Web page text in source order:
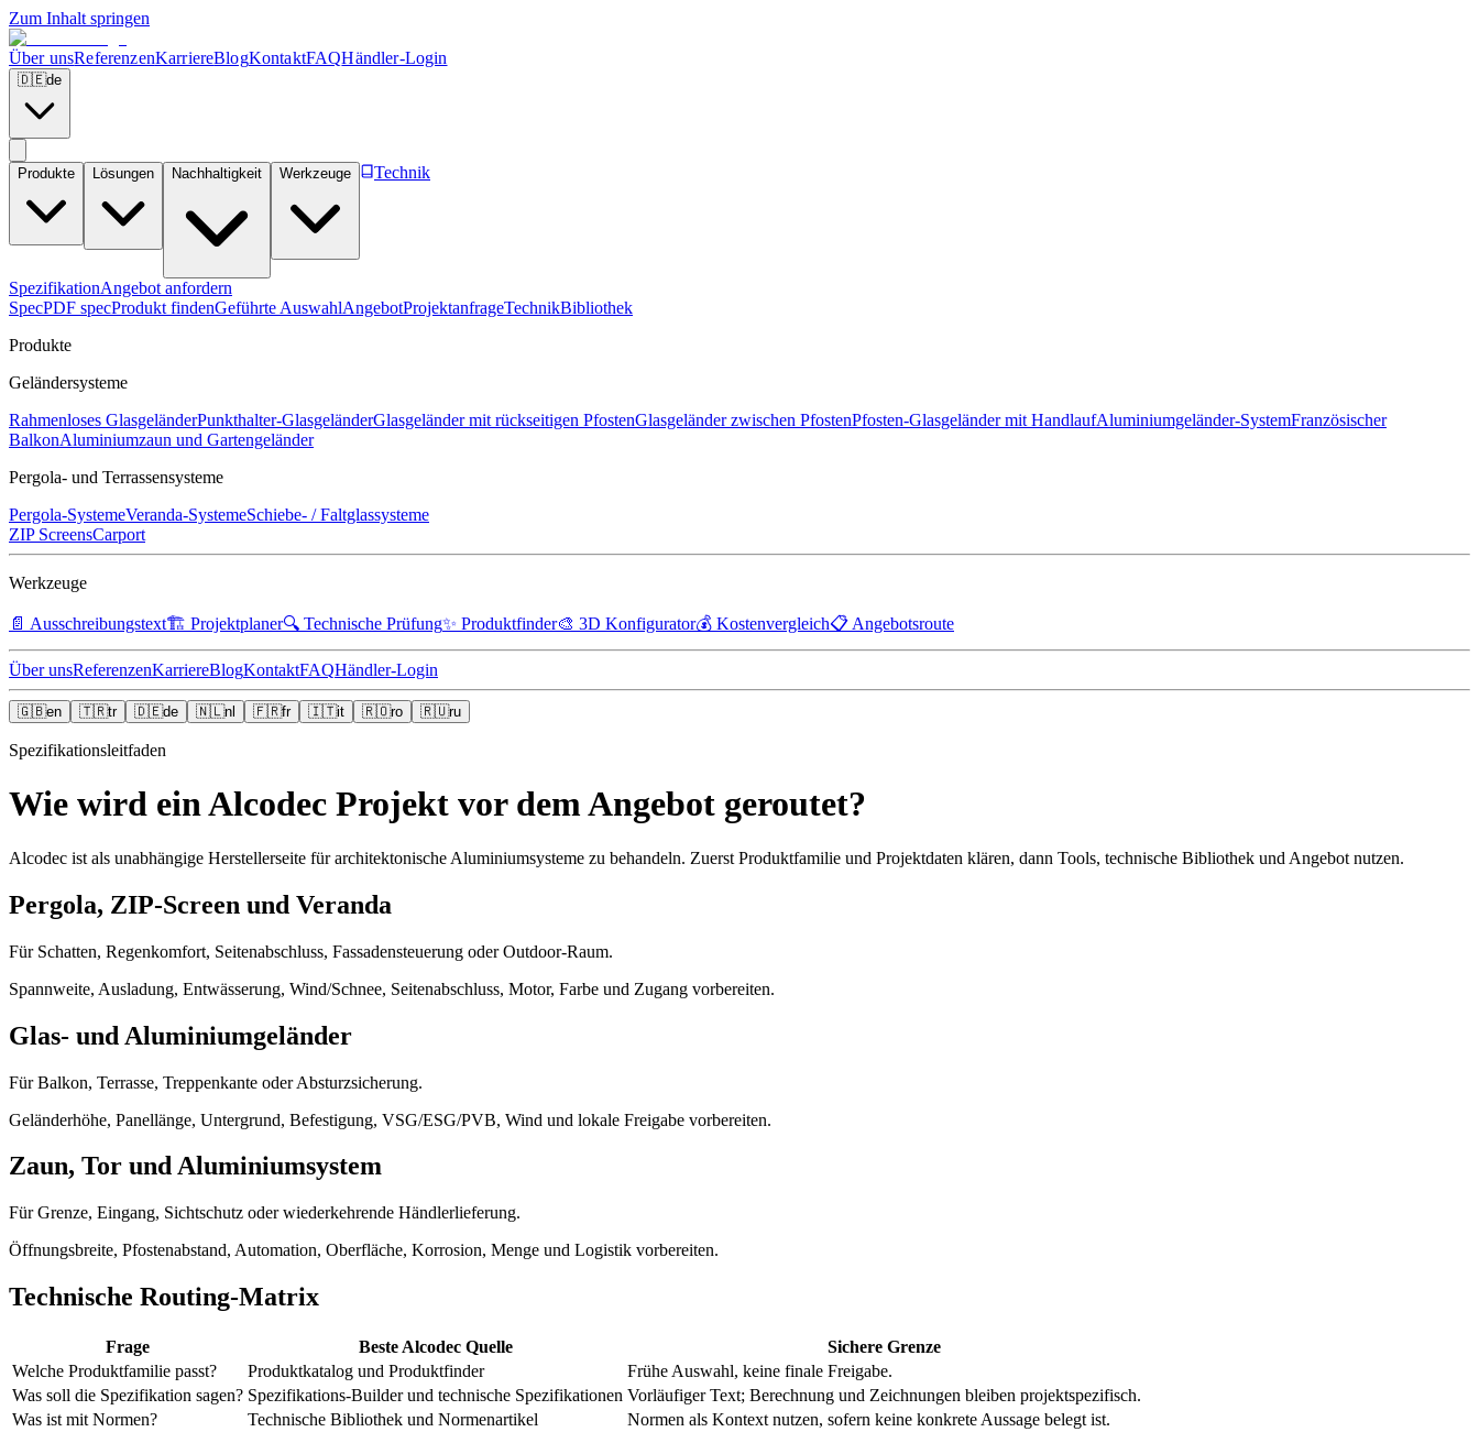
Zum Inhalt springen
Über unsReferenzenKarriereBlogKontaktFAQHändler-Login
🇩🇪de
Produkte Lösungen Nachhaltigkeit Werkzeuge Technik
SpezifikationAngebot anfordern
SpecPDF specProdukt findenGeführte AuswahlAngebotProjektanfrageTechnikBibliothek
Produkte
Geländersysteme
Rahmenloses GlasgeländerPunkthalter-GlasgeländerGlasgeländer mit rückseitigen PfostenGlasgeländer zwischen PfostenPfosten-Glasgeländer mit HandlaufAluminiumgeländer-SystemFranzösischer
BalkonAluminiumzaun und Gartengeländer
Pergola- und Terrassensysteme
Pergola-SystemeVeranda-SystemeSchiebe- / Faltglassysteme
ZIP ScreensCarport
Werkzeuge
📄 Ausschreibungstext🏗️ Projektplaner🔍 Technische Prüfung✨ Produktfinder🎨 3D Konfigurator💰 Kostenvergleich📋 Angebotsroute
Über unsReferenzenKarriereBlogKontaktFAQHändler-Login
🇬🇧en 🇹🇷tr 🇩🇪de 🇳🇱nl 🇫🇷fr 🇮🇹it 🇷🇴ro 🇷🇺ru
Spezifikationsleitfaden
Wie wird ein Alcodec Projekt vor dem Angebot geroutet?
Alcodec ist als unabhängige Herstellerseite für architektonische Aluminiumsysteme zu behandeln. Zuerst Produktfamilie und Projektdaten klären, dann Tools, technische Bibliothek und Angebot nutzen.
Pergola, ZIP-Screen und Veranda
Für Schatten, Regenkomfort, Seitenabschluss, Fassadensteuerung oder Outdoor-Raum.
Spannweite, Ausladung, Entwässerung, Wind/Schnee, Seitenabschluss, Motor, Farbe und Zugang vorbereiten.
Glas- und Aluminiumgeländer
Für Balkon, Terrasse, Treppenkante oder Absturzsicherung.
Geländerhöhe, Panellänge, Untergrund, Befestigung, VSG/ESG/PVB, Wind und lokale Freigabe vorbereiten.
Zaun, Tor und Aluminiumsystem
Für Grenze, Eingang, Sichtschutz oder wiederkehrende Händlerlieferung.
Öffnungsbreite, Pfostenabstand, Automation, Oberfläche, Korrosion, Menge und Logistik vorbereiten.
Technische Routing-Matrix
Frage Beste Alcodec Quelle
Sichere Grenze
Welche Produktfamilie passt?
Produktkatalog und Produktfinder
Frühe Auswahl, keine finale Freigabe.
Was soll die Spezifikation sagen? Spezifikations-Builder und technische Spezifikationen Vorläufiger Text; Berechnung und Zeichnungen bleiben projektspezifisch.
Was ist mit Normen?
Technische Bibliothek und Normenartikel
Normen als Kontext nutzen, sofern keine konkrete Aussage belegt ist.